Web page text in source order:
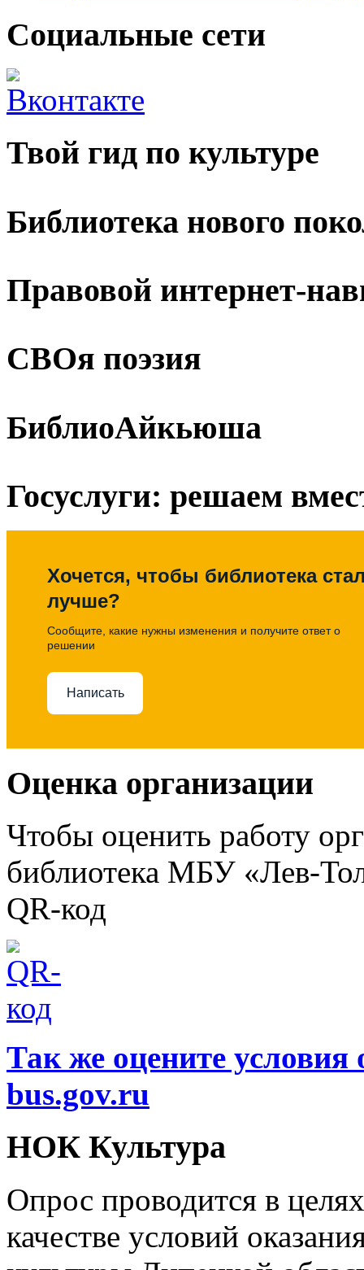
Социальные сети
Твой гид по культуре
Библиотека нового
Правовой интернет-
СВОя поэзия
БиблиоАйкьюша
Госуслуги: решаем
Хочется, чтобы библиотека
лучше?
Сообщите, какие нужны изменения и получите ответ о
решении
Написать
Оценка организации
Чтобы оценить работу
библиотека МБУ «Лев-
QR-код
Так же оцените условия
bus.gov.ru
НОК Культура
Опрос проводится в
качестве условий